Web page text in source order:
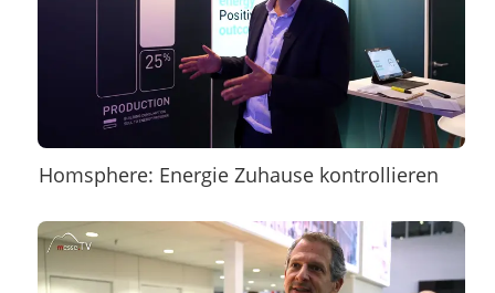
Homsphere: Energie Zuhause kontrollieren